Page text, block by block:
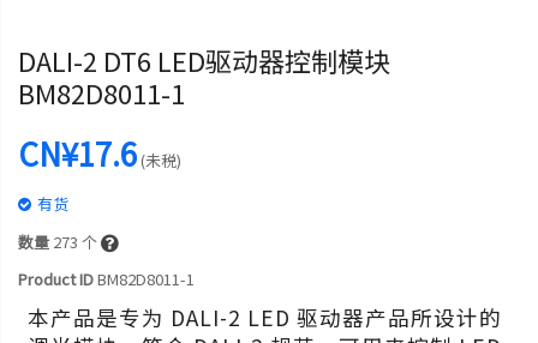
DALI-2 DT6 LED驱动器控制模块
BM82D8011-1
CN¥17.6(未税)
有货
数量 273 个
Product IDBM82D8011-1
本产品是专为 DALI-2 LED 驱动器产品所设计的